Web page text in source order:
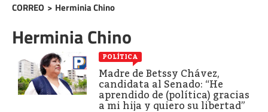
CORREO > Herminia Chino
Herminia Chino
POLÍTICA
Madre de Betssy Chávez,
candidata al Senado: “He
aprendido de (política) gracias
a mi hija y quiero su libertad”